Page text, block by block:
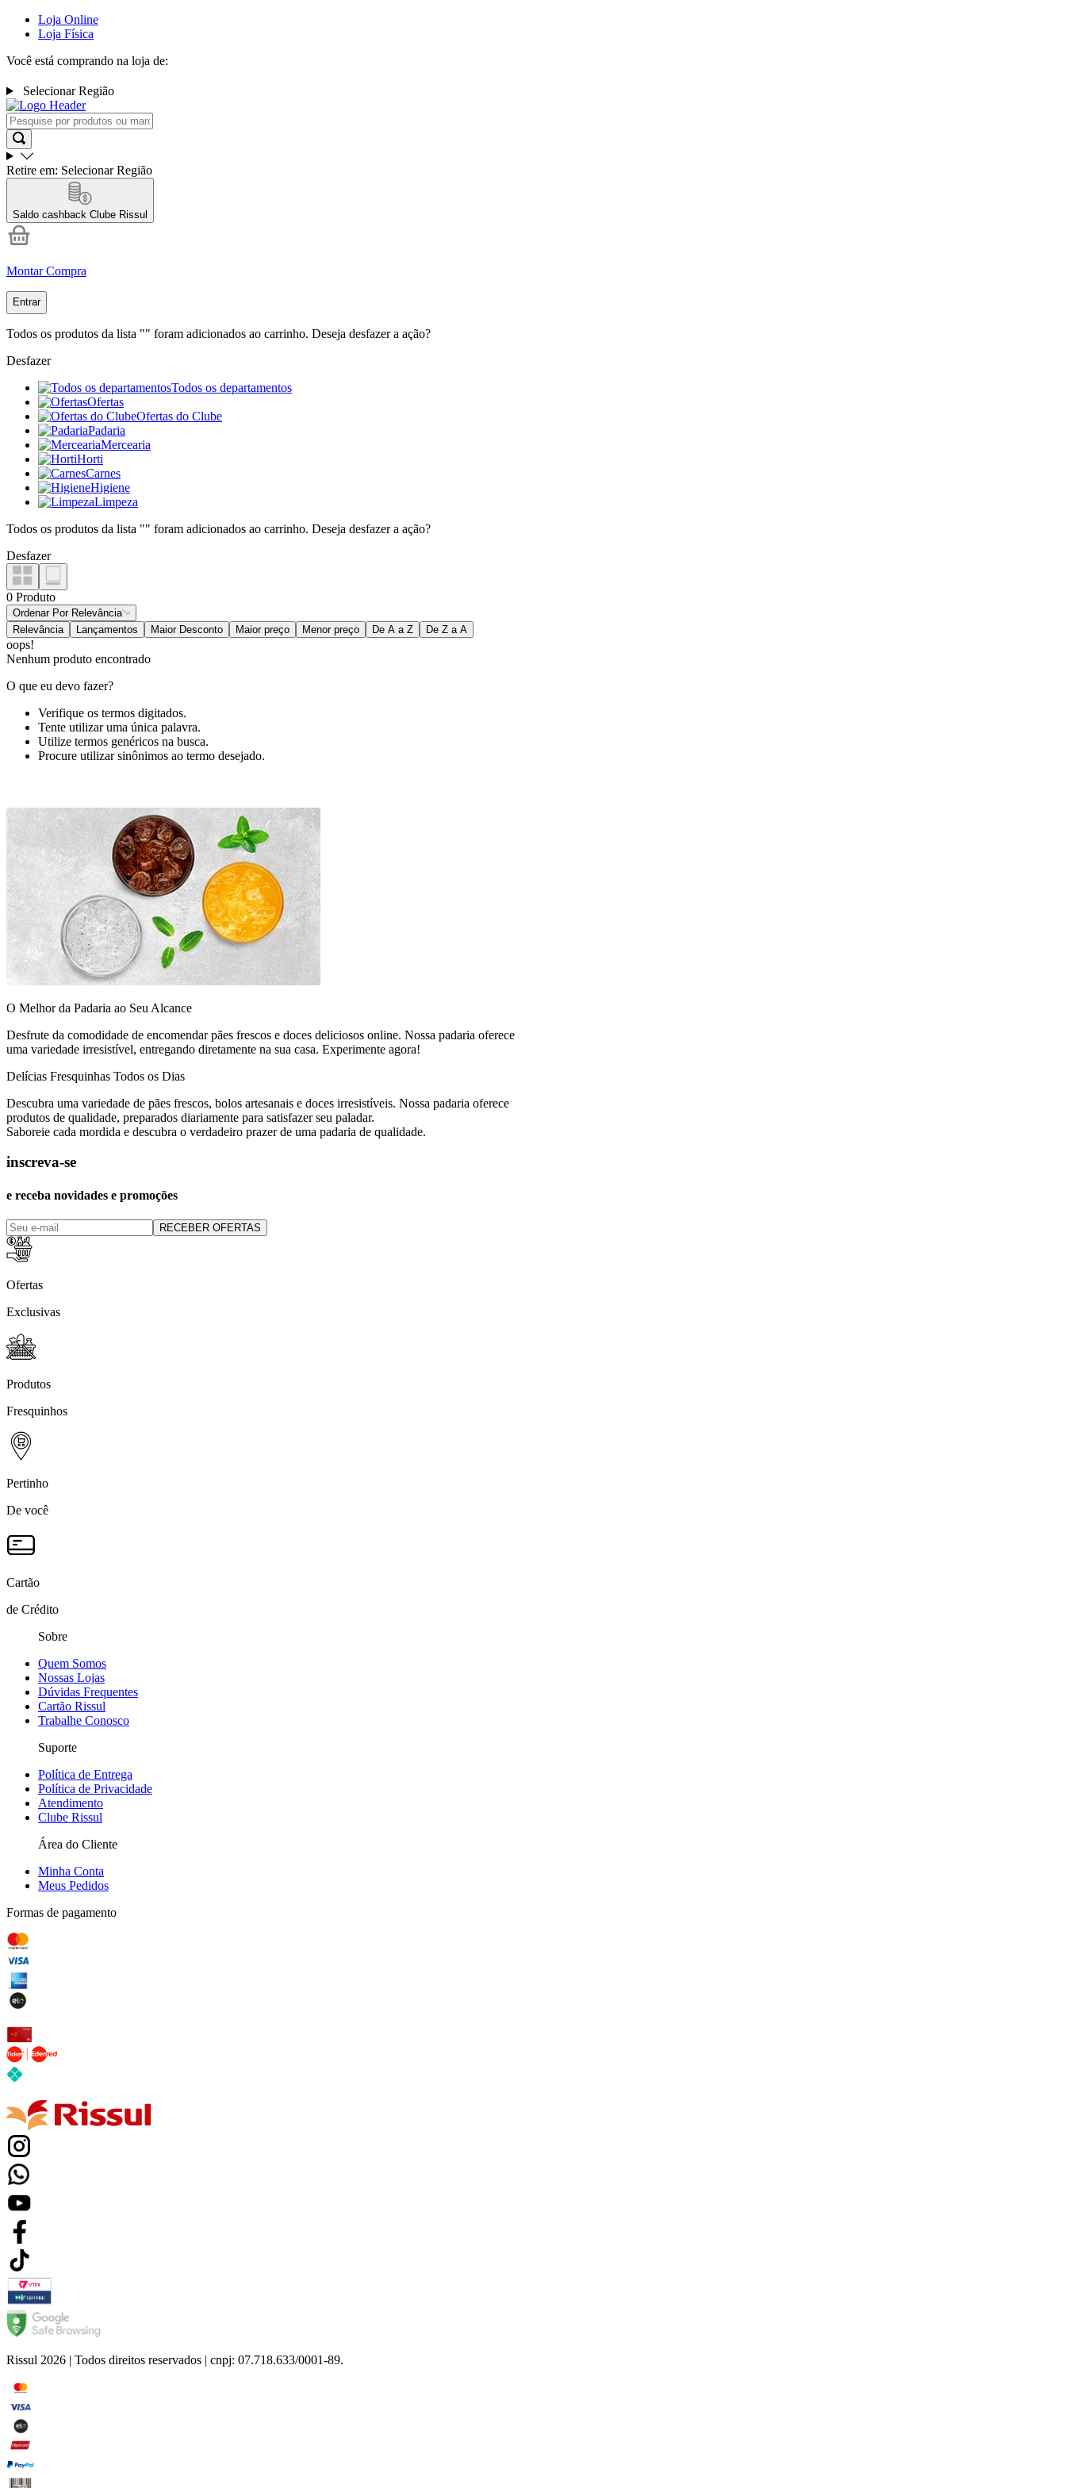
Loja Online
Loja Física
Você está comprando na loja de:
Selecionar Região
Retire em: Selecionar Região
Saldo cashback Clube Rissul
Montar Compra
Entrar
Todos os produtos da lista "" foram adicionados ao carrinho. Deseja desfazer a ação?
Desfazer
Todos os departamentos
Ofertas
Ofertas do Clube
Padaria
Mercearia
Horti
Carnes
Higiene
Limpeza
Todos os produtos da lista "" foram adicionados ao carrinho. Deseja desfazer a ação?
Desfazer
0 Produto
Ordenar Por Relevância
Relevância
Lançamentos Maior Desconto Maior preço Menor preço De A a Z De Z a A
oops!
Nenhum produto encontrado
O que eu devo fazer?
Verifique os termos digitados.
Tente utilizar uma única palavra.
Utilize termos genéricos na busca.
Procure utilizar sinônimos ao termo desejado.
O Melhor da Padaria ao Seu Alcance
Desfrute da comodidade de encomendar pães frescos e doces deliciosos online. Nossa padaria oferece
uma variedade irresistível, entregando diretamente na sua casa. Experimente agora!
Delícias Fresquinhas Todos os Dias
Descubra uma variedade de pães frescos, bolos artesanais e doces irresistíveis. Nossa padaria oferece
produtos de qualidade, preparados diariamente para satisfazer seu paladar.
Saboreie cada mordida e descubra o verdadeiro prazer de uma padaria de qualidade.
inscreva-se
e receba novidades e promoções
RECEBER OFERTAS
Ofertas
Exclusivas
Produtos
Fresquinhos
Pertinho
De você
Cartão
de Crédito
Sobre
Quem Somos
Nossas Lojas
Dúvidas Frequentes
Cartão Rissul
Trabalhe Conosco
Suporte
Política de Entrega
Política de Privacidade
Atendimento
Clube Rissul
Área do Cliente
Minha Conta
Meus Pedidos
Formas de pagamento
Rissul 2026 | Todos direitos reservados | cnpj: 07.718.633/0001-89.